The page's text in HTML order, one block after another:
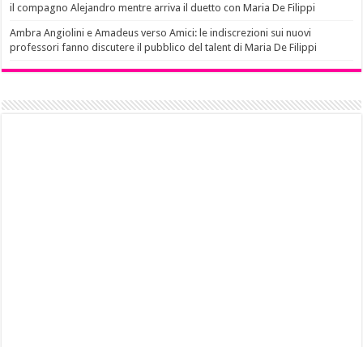
il compagno Alejandro mentre arriva il duetto con Maria De Filippi
Ambra Angiolini e Amadeus verso Amici: le indiscrezioni sui nuovi
professori fanno discutere il pubblico del talent di Maria De Filippi